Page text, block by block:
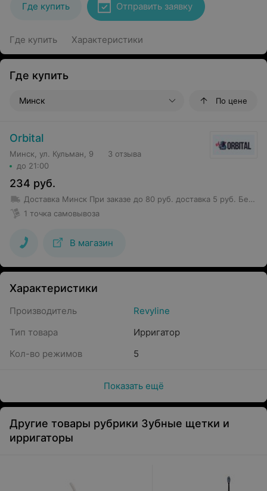
Где купить Отправить заявку
Где купить Характеристики
Где купить
Минск По цене
Orbital
Минск, ул. Кульман, 9
до 21:00
3 отзыва
234 руб.
Доставка Минск При заказе до 80 руб. доставка 5 руб. Бесплатная доставка от 80 руб.
1 точка самовывоза
В магазин
Характеристики
Производитель
Revyline
Тип товара
Ирригатор
Кол-во режимов
5
Показать ещё
Другие товары рубрики Зубные щетки и
ирригаторы